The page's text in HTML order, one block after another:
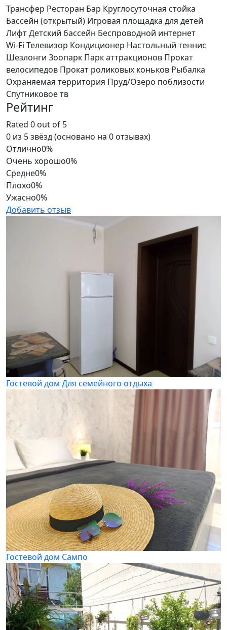
Трансфер Ресторан Бар Круглосуточная стойка
Бассейн (открытый) Игровая площадка для детей
ЛифтДетский бассейн Беспроводной интернет
Wi-Fi Телевизор Кондиционер Настольный теннис
Шезлонги Зоопарк Парк аттракционов Прокат
велосипедов Прокат роликовых коньков Рыбалка
Охраняемая территория Пруд/Озеро поблизости
Спутниковое тв
Рейтинг
Rated 0 out of 5
0 из 5 звёзд (основано на 0 отзывах)
Отлично0%
Очень хорошо0%
Средне0%
Плохо0%
Ужасно0%
Добавить отзыв
Гостевой дом Для семейного отдыха
Гостевой дом Сампо